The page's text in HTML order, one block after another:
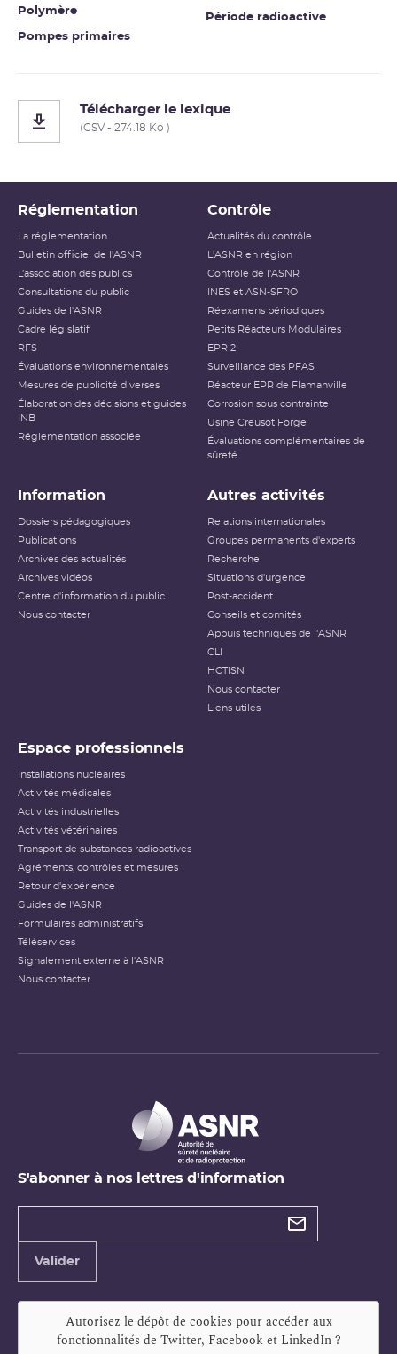
Polymère
Pompes primaires
Période radioactive
Télécharger le lexique
(CSV - 274.18 Ko )
Réglementation
La réglementation
Bulletin officiel de l'ASNR
L’association des publics
Consultations du public
Guides de l'ASNR
Cadre législatif
RFS
Évaluations environnementales
Mesures de publicité diverses
Élaboration des décisions et guides
INB
Réglementation associée
Contrôle
Actualités du contrôle
L'ASNR en région
Contrôle de l'ASNR
INES et ASN-SFRO
Réexamens périodiques
Petits Réacteurs Modulaires
EPR 2
Surveillance des PFAS
Réacteur EPR de Flamanville
Corrosion sous contrainte
Usine Creusot Forge
Évaluations complémentaires de
sûreté
Information
Dossiers pédagogiques
Publications
Archives des actualités
Archives vidéos
Centre d'information du public
Nous contacter
Autres activités
Relations internationales
Groupes permanents d'experts
Recherche
Situations d'urgence
Post-accident
Conseils et comités
Appuis techniques de l'ASNR
CLI
HCTISN
Nous contacter
Liens utiles
Espace professionnels
Installations nucléaires
Activités médicales
Activités industrielles
Activités vétérinaires
Transport de substances radioactives
Agréments, contrôles et mesures
Retour d'expérience
Guides de l'ASNR
Formulaires administratifs
Téléservices
Signalement externe à l'ASNR
Nous contacter
S'abonner à nos lettres d'information
Types de
Valider
Autorisez le dépôt de cookies pour accéder aux
fonctionnalités de Twitter, Facebook et LinkedIn?